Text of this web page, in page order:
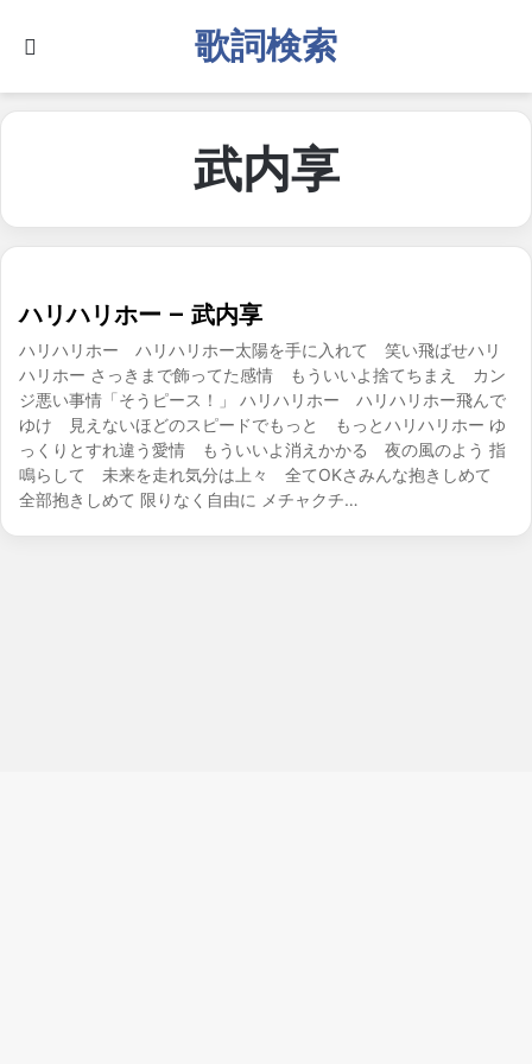
歌詞検索
武内享
ハリハリホー – 武内享
ハリハリホー ハリハリホー太陽を手に入れて 笑い飛ばせハリ
ハリホー さっきまで飾ってた感情 もういいよ捨てちまえ カン
ジ悪い事情「そうピース！」 ハリハリホー ハリハリホー飛んで
ゆけ 見えないほどのスピードでもっと もっとハリハリホー ゆ
っくりとすれ違う愛情 もういいよ消えかかる 夜の風のよう 指
鳴らして 未来を走れ気分は上々 全てOKさみんな抱きしめて
全部抱きしめて 限りなく自由に メチャクチ…